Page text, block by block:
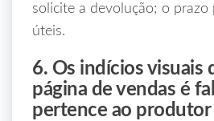
solicite a devolução; o prazo
úteis.
6. Os indícios visuais
página de vendas é
pertence ao produtor